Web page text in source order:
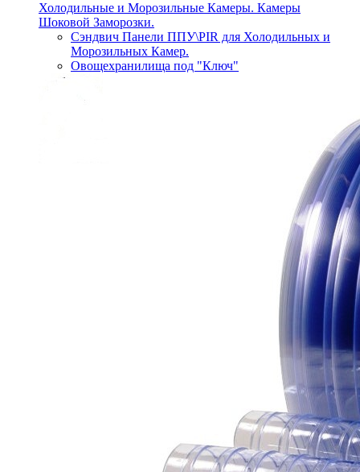
Холодильные и Морозильные Камеры. Камеры
Шоковой Заморозки.
Сэндвич Панели ППУ\PIR для Холодильных и
Морозильных Камер.
Овощехранилища под "Ключ"